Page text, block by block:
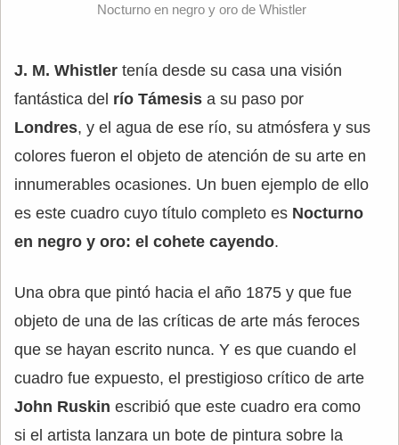
Nocturno en negro y oro de Whistler
J. M. Whistler tenía desde su casa una visión
fantástica del río Támesis a su paso por
Londres, y el agua de ese río, su atmósfera y sus
colores fueron el objeto de atención de su arte en
innumerables ocasiones. Un buen ejemplo de ello
es este cuadro cuyo título completo es Nocturno
en negro y oro: el cohete cayendo.
Una obra que pintó hacia el año 1875 y que fue
objeto de una de las críticas de arte más feroces
que se hayan escrito nunca. Y es que cuando el
cuadro fue expuesto, el prestigioso crítico de arte
John Ruskin escribió que este cuadro era como
si el artista lanzara un bote de pintura sobre la